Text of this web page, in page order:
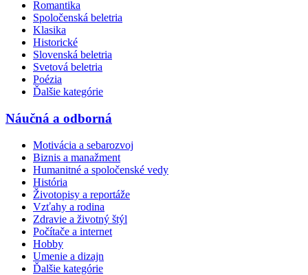
Romantika
Spoločenská beletria
Klasika
Historické
Slovenská beletria
Svetová beletria
Poézia
Ďalšie kategórie
Náučná a odborná
Motivácia a sebarozvoj
Biznis a manažment
Humanitné a spoločenské vedy
História
Životopisy a reportáže
Vzťahy a rodina
Zdravie a životný štýl
Počítače a internet
Hobby
Umenie a dizajn
Ďalšie kategórie